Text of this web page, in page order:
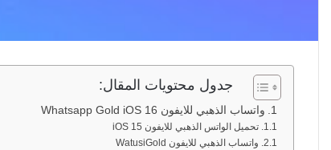
جدول محتويات المقال:
واتساب الذهبي للايفون Whatsapp Gold iOS 16
تحميل الواتس الذهبي للايفون iOS 15
واتساب الذهبي للايفون WatusiGold